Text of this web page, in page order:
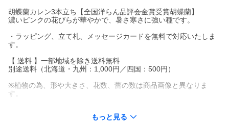
胡蝶蘭カレン3本立ち【全国洋らん品評会金賞受賞胡蝶蘭】
濃いピンクの花びらが華やかで、暑さ寒さに強い種です。
・ラッピング、立て札、メッセージカードを無料で対応いたしま
す。
【 送料 】一部地域を除き送料無料
別途送料（北海道・九州：1,000円／四国：500円）
※植物の為、形や大きさ、花数、蕾の数は商品画像と異なりま
す。
もっと見る